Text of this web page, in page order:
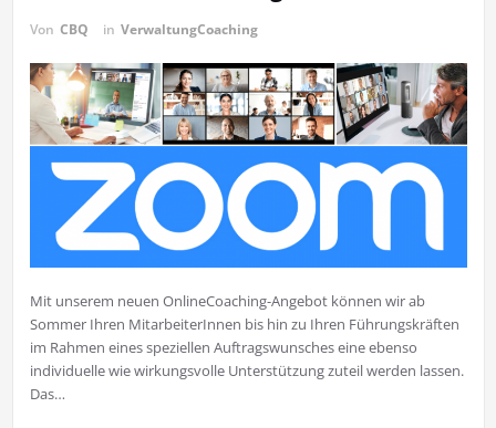
Von CBQ in VerwaltungCoaching
Mit unserem neuen OnlineCoaching-Angebot können wir ab
Sommer Ihren MitarbeiterInnen bis hin zu Ihren Führungskräften
im Rahmen eines speziellen Auftragswunsches eine ebenso
individuelle wie wirkungsvolle Unterstützung zuteil werden lassen.
Das…